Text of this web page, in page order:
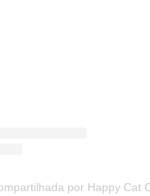
por Happy Cat